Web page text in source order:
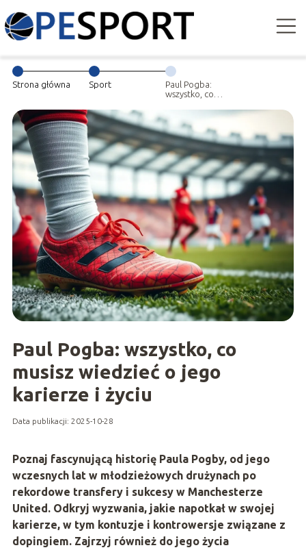
Strona główna Sport
Paul Pogba:
wszystko, co
o jego karierze i
życiu
Paul Pogba: wszystko, co
musisz wiedzieć o jego
karierze i życiu
Data publikacji: 2025-10-28
Poznaj fascynującą historię Paula Pogby, od jego
wczesnych lat w młodzieżowych drużynach po
rekordowe transfery i sukcesy w Manchesterze
United. Odkryj wyzwania, jakie napotkał w swojej
karierze, w tym kontuzje i kontrowersje związane z
dopingiem. Zajrzyj również do jego życia